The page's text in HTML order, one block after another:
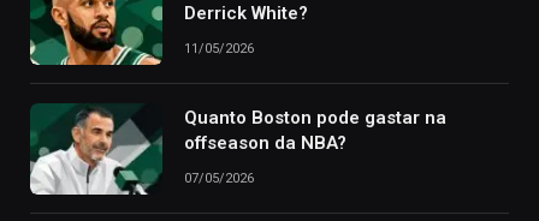
Derrick White?
11/05/2026
Quanto Boston pode gastar na
offseason da NBA?
07/05/2026